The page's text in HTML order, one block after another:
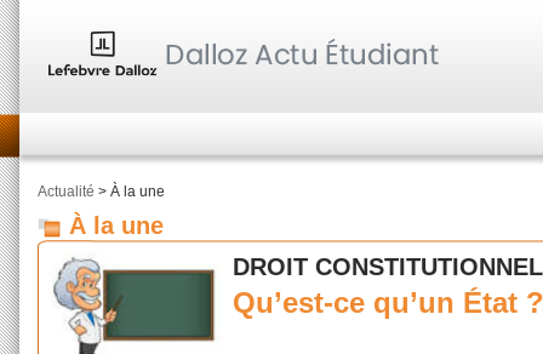
Actualité > À la une
À la une
DROIT CONSTITUTIONNEL
Qu’est-ce qu’un État ?